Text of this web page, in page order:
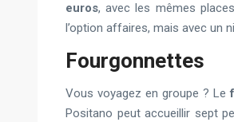
euros, avec les mêmes
l’option affaires, mais avec un
Fourgonnettes
Vous voyagez en groupe ? Le
Positano peut accueillir sept